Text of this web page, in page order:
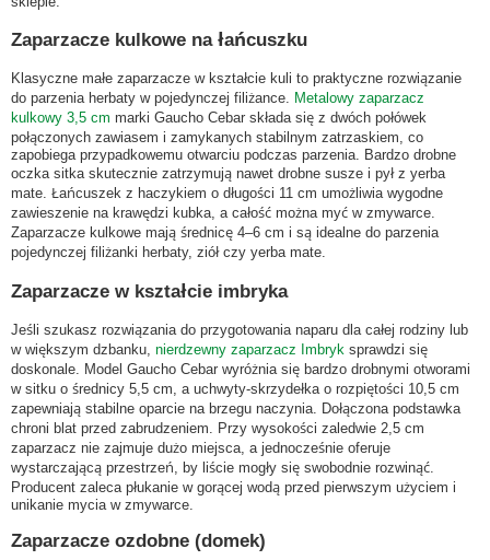
Zaparzacze kulkowe na łańcuszku
Klasyczne małe zaparzacze w kształcie kuli to praktyczne rozwiązanie
do parzenia herbaty w pojedynczej filiżance. Metalowy zaparzacz
kulkowy 3,5 cm marki Gaucho Cebar składa się z dwóch połówek
połączonych zawiasem i zamykanych stabilnym zatrzaskiem, co
zapobiega przypadkowemu otwarciu podczas parzenia. Bardzo drobne
oczka sitka skutecznie zatrzymują nawet drobne susze i pył z yerba
mate. Łańcuszek z haczykiem o długości 11 cm umożliwia wygodne
zawieszenie na krawędzi kubka, a całość można myć w zmywarce.
Zaparzacze kulkowe mają średnicę 4–6 cm i są idealne do parzenia
pojedynczej filiżanki herbaty, ziół czy yerba mate.
Zaparzacze w kształcie imbryka
Jeśli szukasz rozwiązania do przygotowania naparu dla całej rodziny lub
w większym dzbanku, nierdzewny zaparzacz Imbryk sprawdzi się
doskonale. Model Gaucho Cebar wyróżnia się bardzo drobnymi otworami
w sitku o średnicy 5,5 cm, a uchwyty-skrzydełka o rozpiętości 10,5 cm
zapewniają stabilne oparcie na brzegu naczynia. Dołączona podstawka
chroni blat przed zabrudzeniem. Przy wysokości zaledwie 2,5 cm
zaparzacz nie zajmuje dużo miejsca, a jednocześnie oferuje
wystarczającą przestrzeń, by liście mogły się swobodnie rozwinąć.
Producent zaleca płukanie w gorącej wodą przed pierwszym użyciem i
unikanie mycia w zmywarce.
Zaparzacze ozdobne (domek)